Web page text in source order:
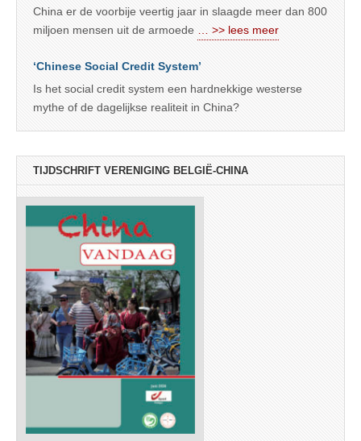
China er de voorbije veertig jaar in slaagde meer dan 800
miljoen mensen uit de armoede … >> lees meer
‘Chinese Social Credit System’
Is het social credit system een hardnekkige westerse
mythe of de dagelijkse realiteit in China?
TIJDSCHRIFT VERENIGING BELGIË-CHINA